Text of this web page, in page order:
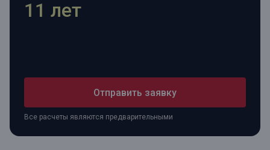
11 лет
Отправить заявку
Все расчеты являются предварительными